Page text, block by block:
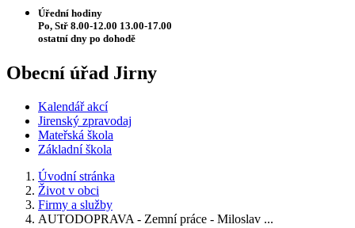
Úřední hodiny
Po, Stř 8.00-12.00 13.00-17.00
ostatní dny po dohodě
Obecní úřad Jirny
Kalendář akcí
Jirenský zpravodaj
Mateřská škola
Základní škola
Úvodní stránka
Život v obci
Firmy a služby
AUTODOPRAVA - Zemní práce - Miloslav ...